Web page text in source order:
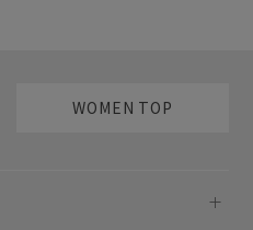
WOMEN TOP